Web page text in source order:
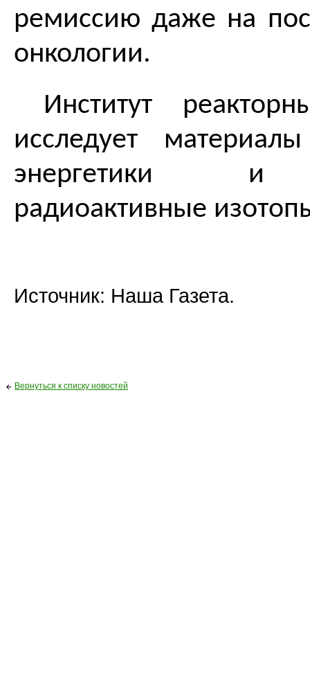
ремиссию даже на
онкологии.
Институт
исследует
энергетики и
радиоактивные
Источник: Наша Газета.
Вернуться к списку новостей